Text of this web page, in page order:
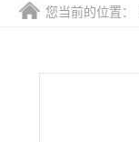
证书荣誉
您当前的位置：